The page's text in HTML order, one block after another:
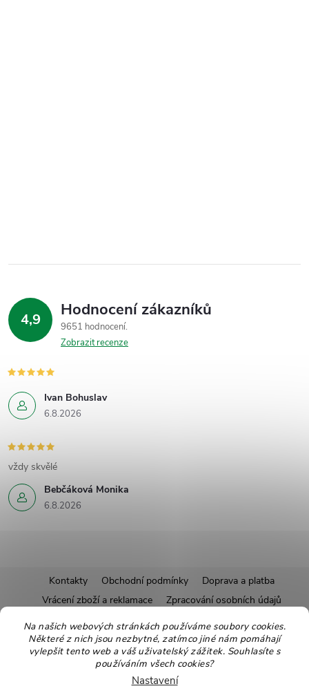
Na našich webových stránkách používáme soubory cookies.
Některé z nich jsou nezbytné, zatímco jiné nám pomáhají
vylepšit tento web a váš uživatelský zážitek. Souhlasíte s
používáním všech cookies?
Nastavení
4,9 Hodnocení zákazníků
9651 hodnocení
Zobrazit recenze
Ivan Bohuslav
6.8.2026
Bebčáková Monika
6.8.2026
vždy skvělé
á
Kontakty Obchodní podmínky
Doprava a platba
Vrácení zboží a reklamace
Zpracování osobních údajů
Pravidla soutěží
Affiliate program
Recepty
Pro nové dodavatele
Ekologické balení Moje objednávka